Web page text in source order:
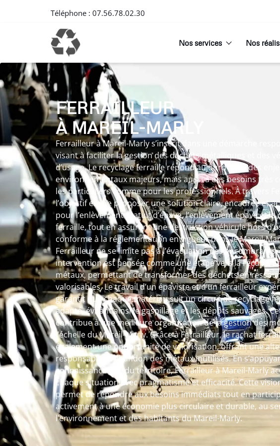
Téléphone : 07.56.78.02.30
Nos services Nos
FERRAILLEUR
À MAREIL-MARLY
Ferrailleur à Mareil-Marly s’inscrit dans une démarche
visant à faciliter la gestion des déchets métalliques et des
d’usage. Le recyclage ferraille répond aujourd’hui à des
environnementaux majeurs, mais aussi à des besoins très
les particuliers comme pour les professionnels. À travers
l’objectif est de proposer une solution claire, encadrée et
pour l’enlèvement gratuit d’épave, l’enlèvement épave et le
ferraille, tout en assurant une destruction véhicule hors
conforme à la réglementation en vigueur dans le Mareil-
Ferrailleur ne se limite pas à l’évacuation des encombrants.
intervention est pensée comme une étape vers la
métaux, permettant de transformer des déchets en
valorisables. Le travail d’un épaviste et d’un ferrailleur
garantit que chaque matériau suit un circuit de recyclage
adapté, évitant ainsi le gaspillage et les dépôts sauvages.
contribue à une meilleure organisation de la gestion des
l’échelle du Mareil-Marly. Grâce à Ferrailleur, le rachat
également une opportunité de valorisation, offrant une
responsable à l’abandon des métaux inutilisés. En
connaissance fine du territoire, Ferrailleur à Mareil-Marly
chaque situation avec pragmatisme et efficacité. Cette
permet de répondre aux besoins immédiats tout en
activement à une économie plus circulaire et durable, au
l’environnement et des habitants du Mareil-Marly.